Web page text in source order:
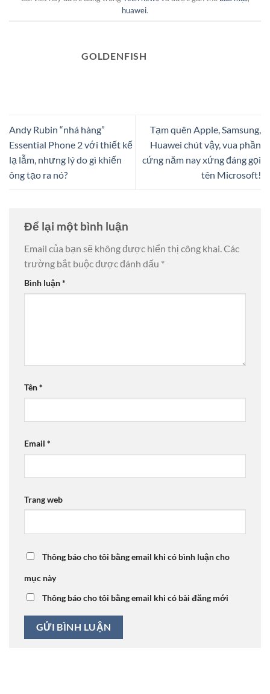
huawei.
GOLDENFISH
Andy Rubin “nhá hàng”
Essential Phone 2 với thiết kế
lạ lẫm, nhưng lý do gì khiến
ông tạo ra nó?
Tạm quên Apple, Samsung,
Huawei chút vậy, vua phần
cứng năm nay xứng đáng gọi
tên Microsoft!
Để lại một bình luận
Email của bạn sẽ không được hiển thị công khai.Các
trường bắt buộc được đánh dấu *
Bình luận*
Tên*
Email *
Trang web
Thông báo cho tôi bằng email khi có bình luận cho
mục này
Thông báo cho tôi bằng email khi có bài đăng mới